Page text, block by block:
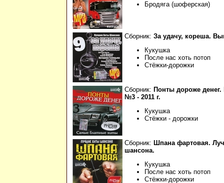
Бродяга (шоферская)
Сборник: За удачу, кореша.
Кукушка
После нас хоть потоп
Стёжки-дорожки
Сборник: Понты дороже
№3 - 2011 г.
Кукушка
Стёжки - дорожки
Сборник: Шпана фартовая.
шансона.
Кукушка
После нас хоть потоп
Стёжки-дорожки